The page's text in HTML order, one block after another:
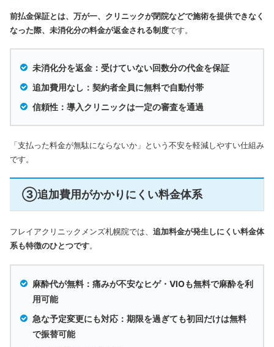
前払金保証とは、万が一、クリニックが閉院などで施術を提供できなく
なった際、未消化分の料金が返金される制度です。
未消化分を返金：受けていない回数分の代金を保証
追加費用なし：契約者全員に無料で自動付帯
信頼性：導入クリニックは一定の審査を通過
「支払った料金が無駄にならないか」という不安を軽減しやすい仕組み
です。
③追加費用がかかりにくい料金体系
フレイアクリニックメンズ札幌院では、 追加料金が発生しにくい料金体
系も特徴のひとつです。
麻酔代が無料：痛みが不安なヒゲ・VIOも無料で麻酔を利
用可能
急な予定変更にも対応：期限を過ぎても初回だけは無料
で振替可能